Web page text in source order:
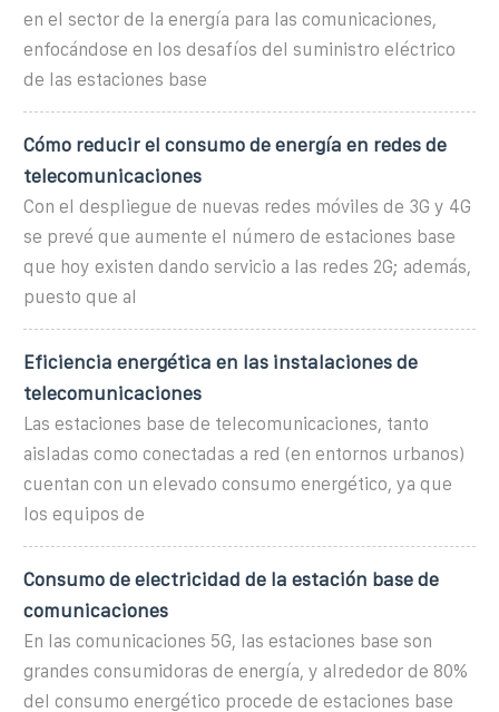
en el sector de la energía para las comunicaciones,
enfocándose en los desafíos del suministro eléctrico
de las estaciones base
Cómo reducir el consumo de energía en redes de
telecomunicaciones
Con el despliegue de nuevas redes móviles de 3G y 4G
se prevé que aumente el número de estaciones base
que hoy existen dando servicio a las redes 2G; además,
puesto que al
Eficiencia energética en las instalaciones de
telecomunicaciones
Las estaciones base de telecomunicaciones, tanto
aisladas como conectadas a red (en entornos urbanos)
cuentan con un elevado consumo energético, ya que
los equipos de
Consumo de electricidad de la estación base de
comunicaciones
En las comunicaciones 5G, las estaciones base son
grandes consumidoras de energía, y alrededor de 80%
del consumo energético procede de estaciones base